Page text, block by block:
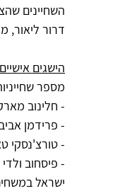
השחיינים
דרור ליאור,
הישגים
מספר
- חלינוב מארק (12): רשם העפלה ראשונה לשלושה גמרים, לצד שיפור בזמנים אישיים בכל
- פרידמן אביב (14): סיים במקום השישי בגמר 200
- טורצ'נסקי טאיסייה (13): השיגה מקום חמישי בגמר 100 מטר פרפר
ישראל במשחים ל-100 מטר חזה ול-400